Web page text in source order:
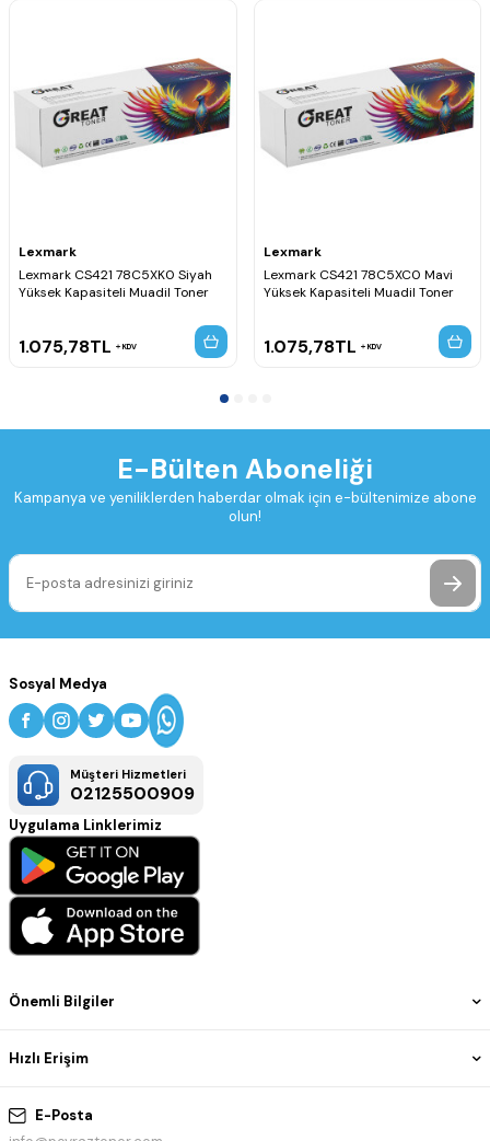
Lexmark
Lexmark CS421 78C5XK0 Siyah
Yüksek Kapasiteli Muadil Toner
1.075,78TL KDV
Lexmark
Lexmark CS421 78C5XC0 Mavi
Yüksek Kapasiteli Muadil Toner
1.075,78TL KDV
E-Bülten Aboneliği
Kampanya ve yeniliklerden haberdar olmak için e-bültenimize abone
olun!
E-Posta
Önemli Bilgiler
Hızlı Erişim
Sosyal Medya
Müşteri Hizmetleri
02125500909
Uygulama Linklerimiz